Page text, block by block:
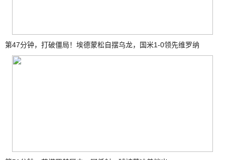
第47分钟，打破僵局！埃德蒙松自摆乌龙，国米1-0领先维罗纳